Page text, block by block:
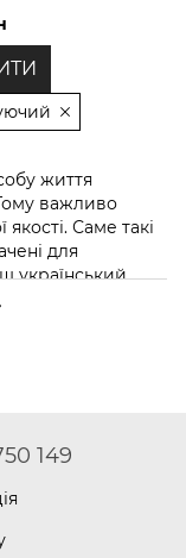
життя
важливо
Саме такі
для
український
створені
натуральності,
від
149